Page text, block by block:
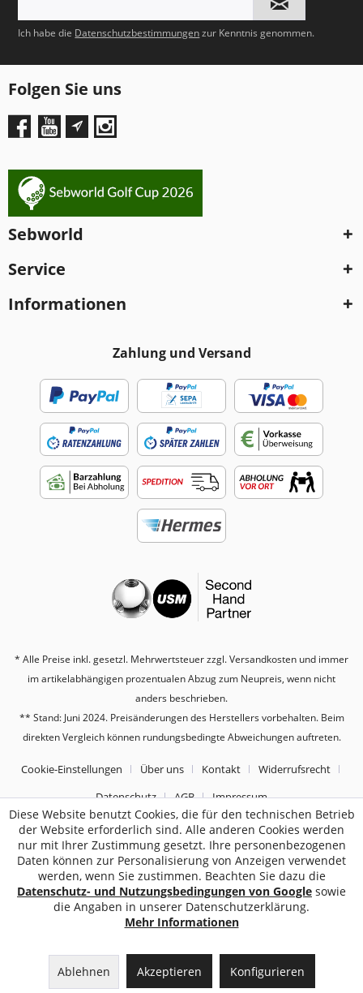
Ich habe die Datenschutzbestimmungenzur Kenntnis genommen.
Folgen Sie uns
Sebworld
Service
Informationen
Zahlung und Versand
* Alle Preise inkl. gesetzl. Mehrwertsteuer zzgl.Versandkosten und immer
im artikelabhängigen prozentualen Abzug zum Neupreis, wenn nicht
anders beschrieben.
** Stand: Juni 2024. Preisänderungen des Herstellers vorbehalten. Beim
direkten Vergleich können rundungsbedingte Abweichungen auftreten.
Cookie-Einstellungen Über uns Kontakt
Widerrufsrecht
Datenschutz
AGB Impressum
Sebworld
2187Bewertungen auf ProvenExpert.com
Diese Website benutzt Cookies, die für den technischen Betrieb
der Website erforderlich sind. Alle anderen Cookies werden
nur mit Ihrer Zustimmung gesetzt. Ihre personenbezogenen
Daten können zur Personalisierung von Anzeigen verwendet
werden, wenn Sie zustimmen. Beachten Sie dazu die
Datenschutz- und Nutzungsbedingungen von Google sowie
die Angaben in unserer Datenschutzerklärung.
Mehr Informationen
Ablehnen Akzeptieren Konfigurieren